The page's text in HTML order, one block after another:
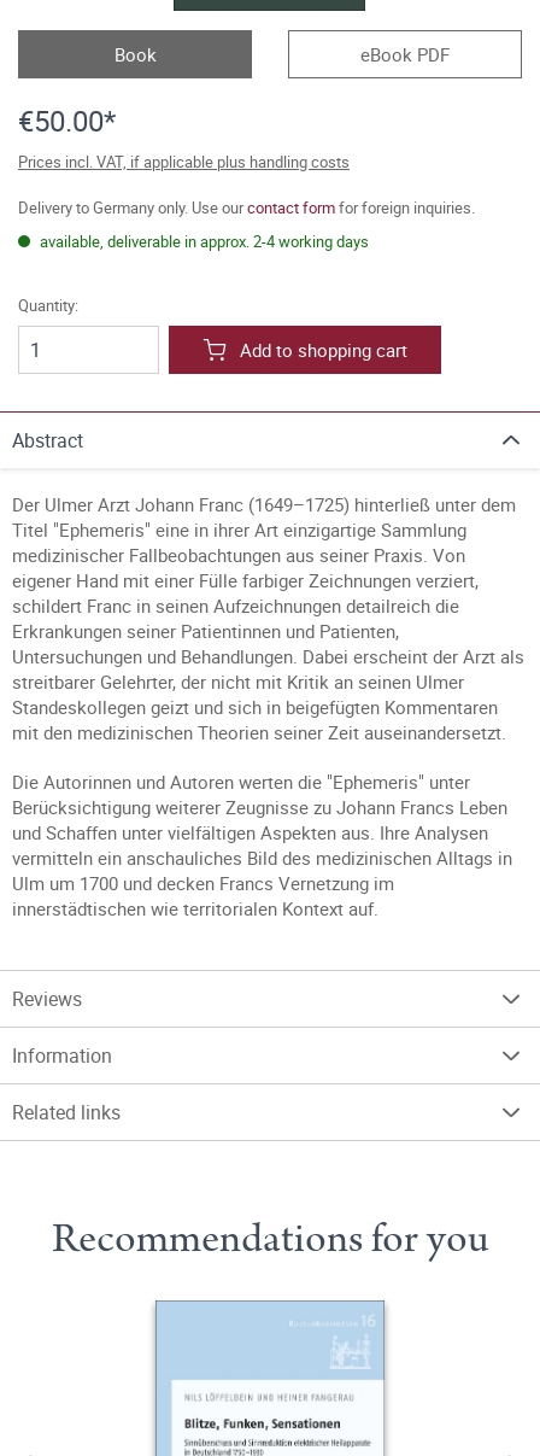
Book eBook PDF
€50.00*
Prices incl. VAT, if applicable plus handling costs
Delivery to Germany only. Use ourcontact formfor foreign inquiries.
available, deliverable in approx. 2-4 working days
Quantity:
Add to shopping cart
Abstract
Der Ulmer Arzt Johann Franc (1649–1725) hinterließ unter dem
Titel "Ephemeris" eine in ihrer Art einzigartige Sammlung
medizinischer Fallbeobachtungen aus seiner Praxis. Von
eigener Hand mit einer Fülle farbiger Zeichnungen verziert,
schildert Franc in seinen Aufzeichnungen detailreich die
Erkrankungen seiner Patientinnen und Patienten,
Untersuchungen und Behandlungen. Dabei erscheint der Arzt als
streitbarer Gelehrter, der nicht mit Kritik an seinen Ulmer
Standeskollegen geizt und sich in beigefügten Kommentaren
mit den medizinischen Theorien seiner Zeit auseinandersetzt.
Die Autorinnen und Autoren werten die "Ephemeris" unter
Berücksichtigung weiterer Zeugnisse zu Johann Francs Leben
und Schaffen unter vielfältigen Aspekten aus. Ihre Analysen
vermitteln ein anschauliches Bild des medizinischen Alltags in
Ulm um 1700 und decken Francs Vernetzung im
innerstädtischen wie territorialen Kontext auf.
Reviews
Information
Related links
Recommendations for you